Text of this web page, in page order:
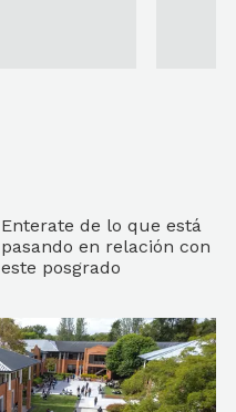
Enterate de lo que está
pasando en relación con
este posgrado